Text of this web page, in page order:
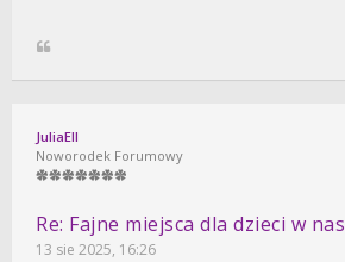
JuliaEll
Noworodek Forumowy
Re: Fajne miejsca dla dzieci w
13 sie 2025, 16:26